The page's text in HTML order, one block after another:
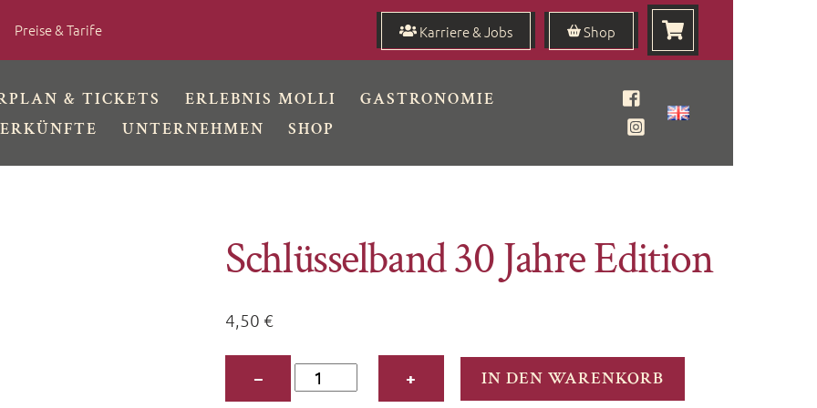
Preise & Tarife Karriere & Jobs Shop
& TICKETS ERLEBNIS MOLLI
GASTRONOMIE
UNTERNEHMEN SHOP
Facebook
Instagram
Schlüsselband 30 Jahre Edition
4,50€
−
Schlüsselband
30
+ IN DEN WARENKORB